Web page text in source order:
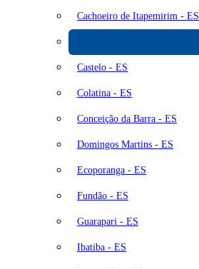
Cachoeiro de Itapemirim - ES
Castelo - ES
Colatina - ES
Conceição da Barra - ES
Domingos Martins - ES
Ecoporanga - ES
Fundão - ES
Guarapari - ES
Ibatiba - ES